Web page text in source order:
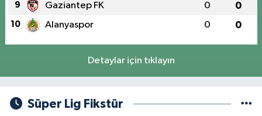
9 Gaziantep FK 0 0
10 Alanyaspor 0 0
Detaylar için tıklayın
Süper Lig Fikstür